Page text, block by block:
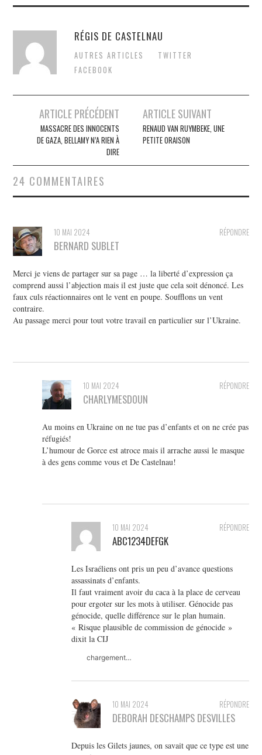
RÉGIS DE CASTELNAU
AUTRES ARTICLES
TWITTER
FACEBOOK
navigation
ARTICLE PRÉCÉDENT
MASSACRE DES INNOCENTS
DE GAZA, BELLAMY N’A RIEN À
DIRE
ARTICLE SUIVANT
RENAUD VAN RUYMBEKE, UNE
PETITE ORAISON
24 COMMENTAIRES
RÉPONDRE
10 MAI 2024
BERNARD SUBLET
Merci je viens de partager sur sa page … la liberté d’expression ça
comprend aussi l’abjection mais il est juste que cela soit dénoncé. Les
faux culs réactionnaires ont le vent en poupe. Soufflons un vent
contraire.
Au passage merci pour tout votre travail en particulier sur l’Ukraine.
RÉPONDRE
10 MAI 2024
CHARLYMESDOUN
Au moins en Ukraine on ne tue pas d’enfants et on ne crée pas
réfugiés!
L’humour de Gorce est atroce mais il arrache aussi le masque
à des gens comme vous et De Castelnau!
RÉPONDRE
10 MAI 2024
ABC1234DEFGK
Les Israéliens ont pris un peu d’avance questions
assassinats d’enfants.
Il faut vraiment avoir du caca à la place de cerveau
pour ergoter sur les mots à utiliser. Génocide pas
génocide, quelle différence sur le plan humain.
« Risque plausible de commission de génocide »
dixit la CIJ
chargement…
RÉPONDRE
10 MAI 2024
DEBORAH DESCHAMPS DESVILLES
Depuis les Gilets jaunes, on savait que ce type est une